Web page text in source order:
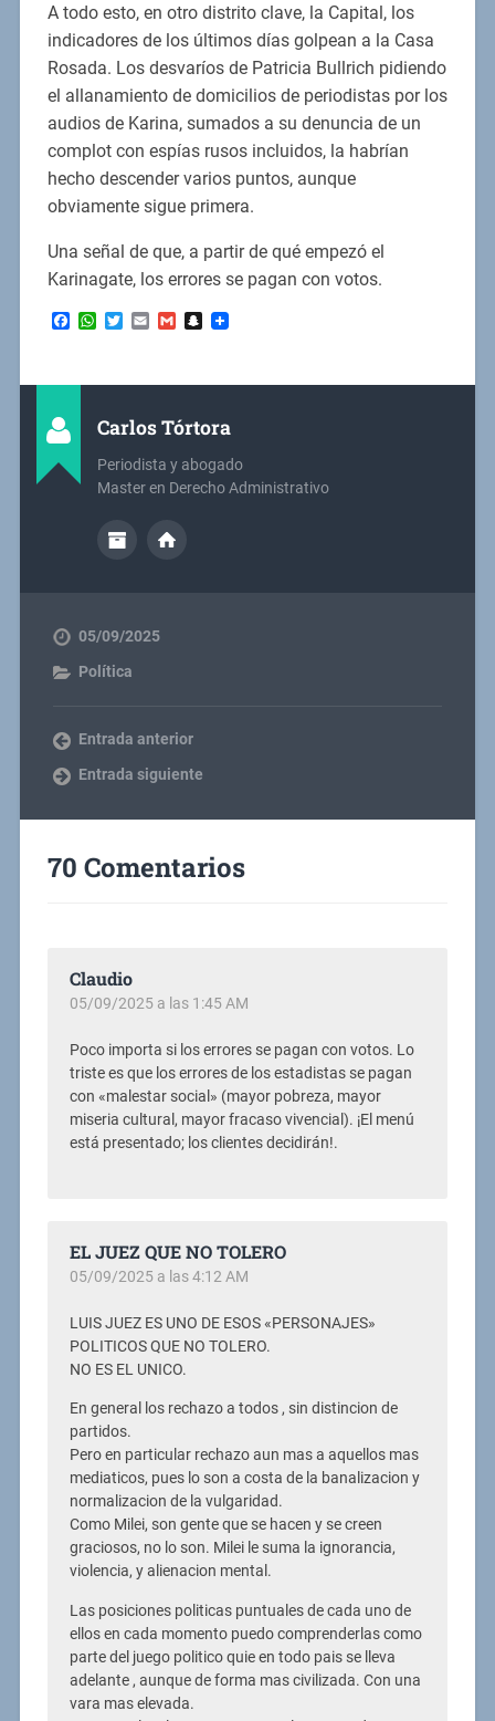
A todo esto, en otro distrito clave, la Capital, los
indicadores de los últimos días golpean a la Casa
Rosada. Los desvaríos de Patricia Bullrich pidiendo
el allanamiento de domicilios de periodistas por los
audios de Karina, sumados a su denuncia de un
complot con espías rusos incluidos, la habrían
hecho descender varios puntos, aunque
obviamente sigue primera.
Una señal de que, a partir de qué empezó el
Karinagate, los errores se pagan con votos.
Facebook
WhatsApp
Twitter
EmailGmailSnapchat
Carlos Tórtora
Periodista y abogado
Master en Derecho Administrativo
05/09/2025
Política
Entrada anterior
Entrada siguiente
70 Comentarios
Claudio
05/09/2025 a las 1:45 AM
Poco importa si los errores se pagan con votos. Lo
triste es que los errores de los estadistas se pagan
con «malestar social» (mayor pobreza, mayor
miseria cultural, mayor fracaso vivencial). ¡El menú
está presentado; los clientes decidirán!.
EL JUEZ QUE NO TOLERO
05/09/2025 a las 4:12 AM
LUIS JUEZ ES UNO DE ESOS «PERSONAJES»
POLITICOS QUE NO TOLERO.
NO ES EL UNICO.
En general los rechazo a todos , sin distincion de
partidos.
Pero en particular rechazo aun mas a aquellos mas
mediaticos, pues lo son a costa de la banalizacion y
normalizacion de la vulgaridad.
Como Milei, son gente que se hacen y se creen
graciosos, no lo son. Milei le suma la ignorancia,
violencia, y alienacion mental.
Las posiciones politicas puntuales de cada uno de
ellos en cada momento puedo comprenderlas como
parte del juego politico quie en todo pais se lleva
adelante , aunque de forma mas civilizada. Con una
vara mas elevada.